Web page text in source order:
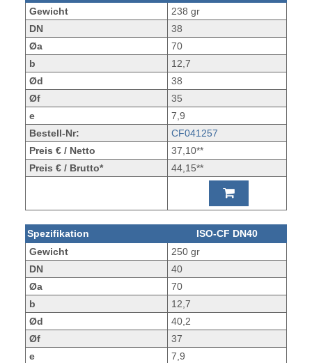
Gewicht
238 gr
DN
38
Øa
70
b
12,7
Ød
38
Øf
35
e
7,9
Bestell-Nr:
CF041257
Preis € / Netto
37,10**
Preis € / Brutto*
44,15**
Spezifikation
ISO-CF DN40
Gewicht
250 gr
DN
40
Øa
70
b
12,7
Ød
40,2
Øf
37
e
7,9